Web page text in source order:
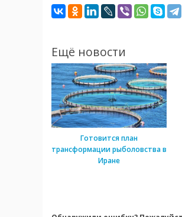
Ещё новости
Готовится план
трансформации рыболовства в
Иране